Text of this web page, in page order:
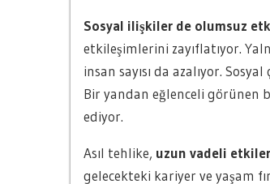
Sosyal ilişkiler de olumsuz
etkileşimlerini zayıflatıyor.
insan sayısı da azalıyor.
Bir yandan eğlenceli görünen
ediyor.
Asıl tehlike, uzun vadeli
gelecekteki kariyer ve yaşam